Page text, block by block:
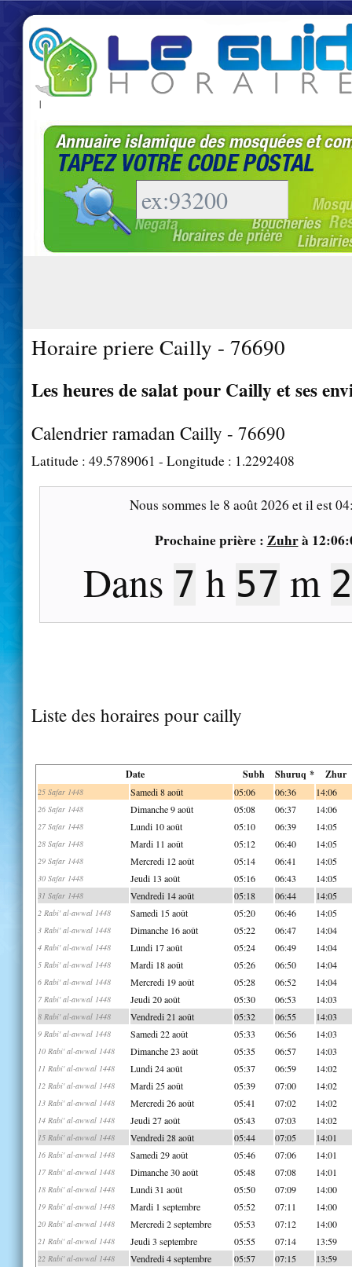
|
Horaire priere Cailly - 76690
Les heures de salat pour Cailly et ses
Calendrier ramadan Cailly - 76690
Latitude : 49.5789061 - Longitude : 1.2292408
Nous sommes le 8 août 2026 et il est
Prochaine prière : Zuhrà
Dans 7 h 57 m
Liste des horaires pour cailly
Date Subh Shuruq * Zhur
25 Safar 1448 Samedi 8 août 05:06 06:36 14:06
26 Safar 1448 Dimanche 9 août 05:08 06:37 14:06
27 Safar 1448 Lundi 10 août 05:10 06:39 14:05
28 Safar 1448 Mardi 11 août 05:12 06:40 14:05
29 Safar 1448 Mercredi 12 août 05:14 06:41 14:05
30 Safar 1448 Jeudi 13 août 05:16 06:43 14:05
31 Safar 1448 Vendredi 14 août 05:18 06:44 14:05
2 Rabi' al-awwal 1448 Samedi 15 août 05:20 06:46 14:05
3 Rabi' al-awwal 1448 Dimanche 16 août 05:22 06:47 14:04
4 Rabi' al-awwal 1448 Lundi 17 août 05:24 06:49 14:04
5 Rabi' al-awwal 1448 Mardi 18 août 05:26 06:50 14:04
6 Rabi' al-awwal 1448 Mercredi 19 août 05:28 06:52 14:04
7 Rabi' al-awwal 1448 Jeudi 20 août 05:30 06:53 14:03
8 Rabi' al-awwal 1448 Vendredi 21 août 05:32 06:55 14:03
9 Rabi' al-awwal 1448 Samedi 22 août 05:33 06:56 14:03
10 Rabi' al-awwal 1448 Dimanche 23 août 05:35 06:57 14:03
11 Rabi' al-awwal 1448 Lundi 24 août 05:37 06:59 14:02
12 Rabi' al-awwal 1448 Mardi 25 août 05:39 07:00 14:02
13 Rabi' al-awwal 1448 Mercredi 26 août 05:41 07:02 14:02
14 Rabi' al-awwal 1448 Jeudi 27 août 05:43 07:03 14:02
15 Rabi' al-awwal 1448 Vendredi 28 août 05:44 07:05 14:01
16 Rabi' al-awwal 1448 Samedi 29 août 05:46 07:06 14:01
17 Rabi' al-awwal 1448 Dimanche 30 août 05:48 07:08 14:01
18 Rabi' al-awwal 1448 Lundi 31 août 05:50 07:09 14:00
19 Rabi' al-awwal 1448 Mardi 1 septembre 05:52 07:11 14:00
20 Rabi' al-awwal 1448 Mercredi 2 septembre 05:53 07:12 14:00
21 Rabi' al-awwal 1448 Jeudi 3 septembre 05:55 07:14 13:59
22 Rabi' al-awwal 1448 Vendredi 4 septembre 05:57 07:15 13:59